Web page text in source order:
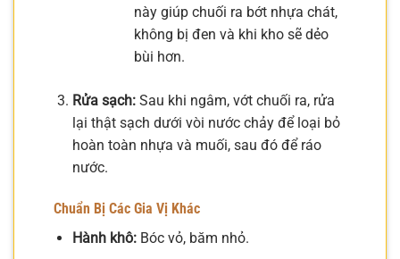
này giúp chuối ra bớt nhựa chát,
không bị đen và khi kho sẽ dẻo
bùi hơn.
Rửa sạch:Sau khi ngâm, vớt chuối ra, rửa
lại thật sạch dưới vòi nước chảy để loại bỏ
hoàn toàn nhựa và muối, sau đó để ráo
nước.
Chuẩn Bị Các Gia Vị Khác
Hành khô:Bóc vỏ, băm nhỏ.